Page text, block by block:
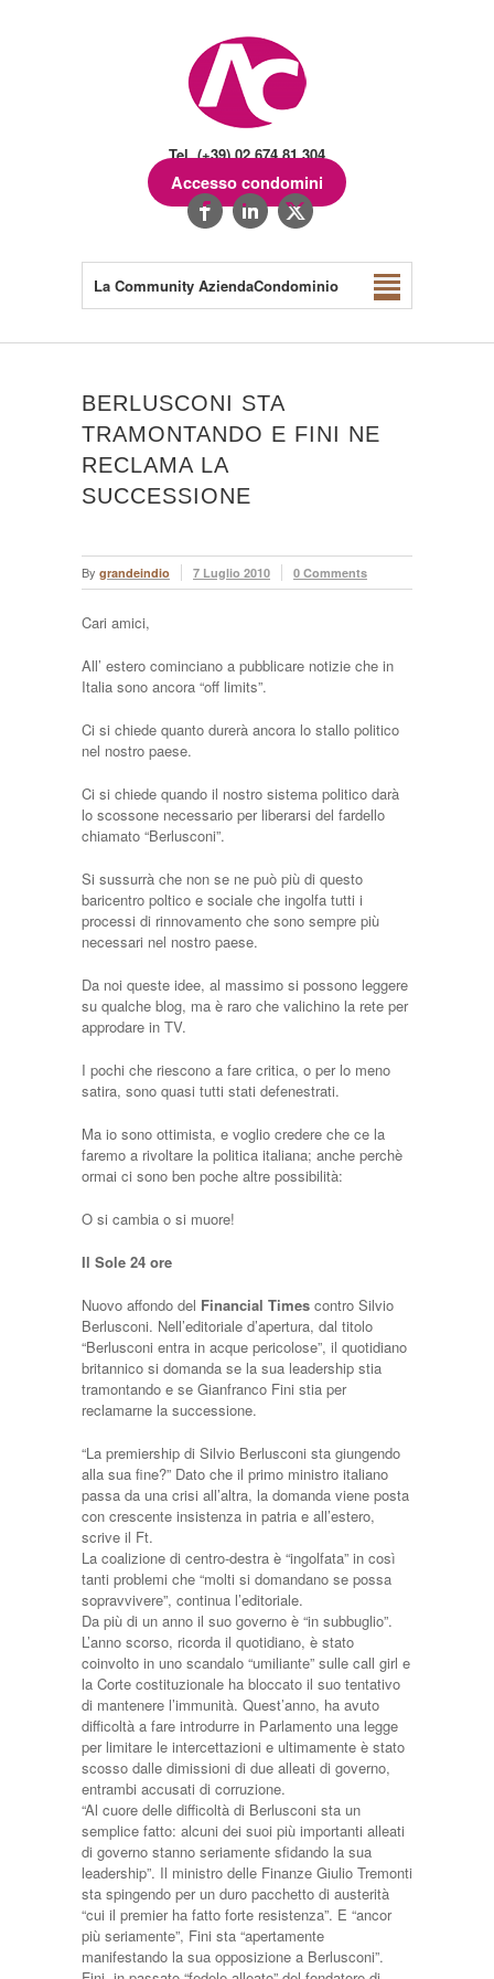
Tel. (+39) 02.674.81.304
Accesso condomini
La Community AziendaCondominio
BERLUSCONI STA
TRAMONTANDO E FINI NE
RECLAMA LA
SUCCESSIONE
By grandeindio 7 Luglio 2010 0 Comments
Cari amici,
All’ estero cominciano a pubblicare notizie che in
Italia sono ancora “off limits”.
Ci si chiede quanto durerà ancora lo stallo politico
nel nostro paese.
Ci si chiede quando il nostro sistema politico darà
lo scossone necessario per liberarsi del fardello
chiamato “Berlusconi”.
Si sussurrà che non se ne può più di questo
baricentro poltico e sociale che ingolfa tutti i
processi di rinnovamento che sono sempre più
necessari nel nostro paese.
Da noi queste idee, al massimo si possono leggere
su qualche blog, ma è raro che valichino la rete per
approdare in TV.
I pochi che riescono a fare critica, o per lo meno
satira, sono quasi tutti stati defenestrati.
Ma io sono ottimista, e voglio credere che ce la
faremo a rivoltare la politica italiana; anche perchè
ormai ci sono ben poche altre possibilità:
O si cambia o si muore!
Il Sole 24 ore
Nuovo affondo del Financial Times contro Silvio
Berlusconi. Nell’editoriale d’apertura, dal titolo
“Berlusconi entra in acque pericolose”, il quotidiano
britannico si domanda se la sua leadership stia
tramontando e se Gianfranco Fini stia per
reclamarne la successione.
“La premiership di Silvio Berlusconi sta giungendo
alla sua fine?” Dato che il primo ministro italiano
passa da una crisi all’altra, la domanda viene posta
con crescente insistenza in patria e all’estero,
scrive il Ft.
La coalizione di centro-destra è “ingolfata” in così
tanti problemi che “molti si domandano se possa
sopravvivere”, continua l’editoriale.
Da più di un anno il suo governo è “in subbuglio”.
L’anno scorso, ricorda il quotidiano, è stato
coinvolto in uno scandalo “umiliante” sulle call girl e
la Corte costituzionale ha bloccato il suo tentativo
di mantenere l’immunità. Quest’anno, ha avuto
difficoltà a fare introdurre in Parlamento una legge
per limitare le intercettazioni e ultimamente è stato
scosso dalle dimissioni di due alleati di governo,
entrambi accusati di corruzione.
“Al cuore delle difficoltà di Berlusconi sta un
semplice fatto: alcuni dei suoi più importanti alleati
di governo stanno seriamente sfidando la sua
leadership”. Il ministro delle Finanze Giulio Tremonti
sta spingendo per un duro pacchetto di austerità
“cui il premier ha fatto forte resistenza”. E “ancor
più seriamente”, Fini sta “apertamente
manifestando la sua opposizione a Berlusconi”.